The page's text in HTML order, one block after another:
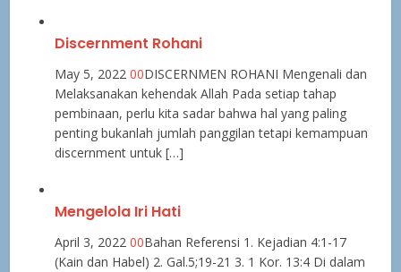
Discernment Rohani
May 5, 202200DISCERNMEN ROHANI Mengenali dan
Melaksanakan kehendak Allah Pada setiap tahap
pembinaan, perlu kita sadar bahwa hal yang paling
penting bukanlah jumlah panggilan tetapi kemampuan
discernment untuk […]
Mengelola Iri Hati
April 3, 202200Bahan Referensi 1. Kejadian 4:1-17
(Kain dan Habel) 2. Gal.5;19-21 3. 1 Kor. 13:4 Di dalam